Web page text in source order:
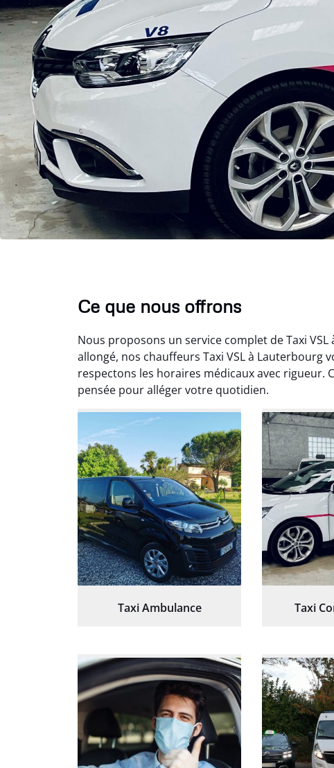
Ce que nous offrons
Nous proposons un service complet de Taxi
allongé, nos chauffeurs Taxi VSL à Lauterbourg
respectons les horaires médicaux avec rigueur.
pensée pour alléger votre quotidien.
Taxi Ambulance Taxi
Arnaud
30
Très
tout s’est
Chauffeur